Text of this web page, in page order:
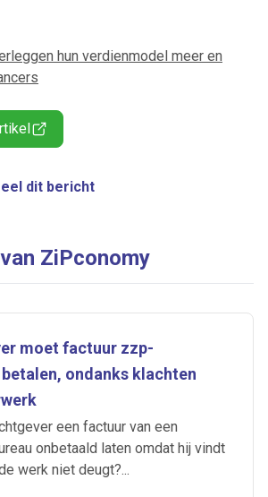
hun verdienmodel meer en
dit bericht
ZiPconomy
moet factuur zzp-
ondanks klachten
een factuur van een
onbetaald laten omdat hij vindt
werk niet deugt?...